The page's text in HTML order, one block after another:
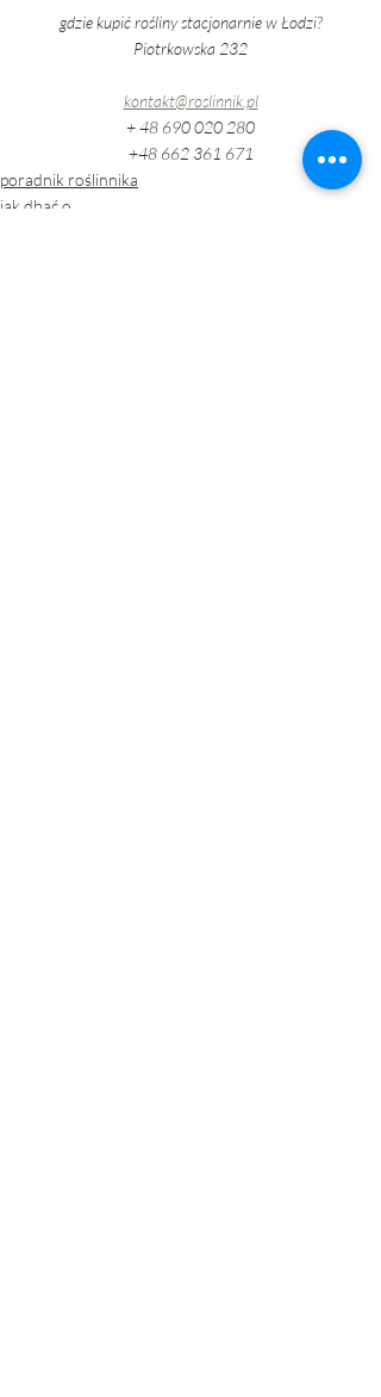
gdzie kupić rośliny stacjonarnie w Łodzi?
Piotrkowska 232
kontakt@roslinnik.pl
+ 48 690 020 280
+48 662 361 671
poradnik roślinnika
jak dbać o